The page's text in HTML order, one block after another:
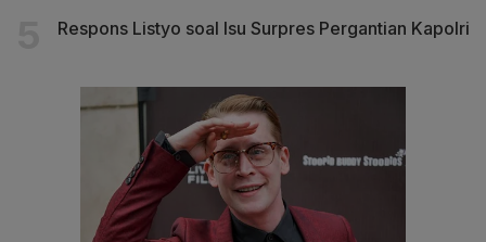
Respons Listyo soal Isu Surpres Pergantian Kapolri